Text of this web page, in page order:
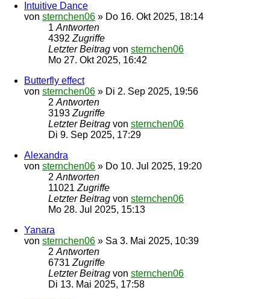
Intuitive Dance
von sternchen06 » Do 16. Okt 2025, 18:14
1 Antworten
4392 Zugriffe
Letzter Beitrag von sternchen06
Mo 27. Okt 2025, 16:42
Butterfly effect
von sternchen06 » Di 2. Sep 2025, 19:56
2 Antworten
3193 Zugriffe
Letzter Beitrag von sternchen06
Di 9. Sep 2025, 17:29
Alexandra
von sternchen06 » Do 10. Jul 2025, 19:20
2 Antworten
11021 Zugriffe
Letzter Beitrag von sternchen06
Mo 28. Jul 2025, 15:13
Yanara
von sternchen06 » Sa 3. Mai 2025, 10:39
2 Antworten
6731 Zugriffe
Letzter Beitrag von sternchen06
Di 13. Mai 2025, 17:58